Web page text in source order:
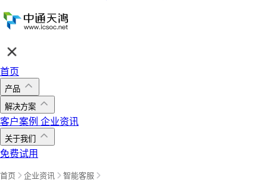
首页
产品
解决方案
客户案例 企业资讯
关于我们
免费试用
首页 企业资讯 智能客服